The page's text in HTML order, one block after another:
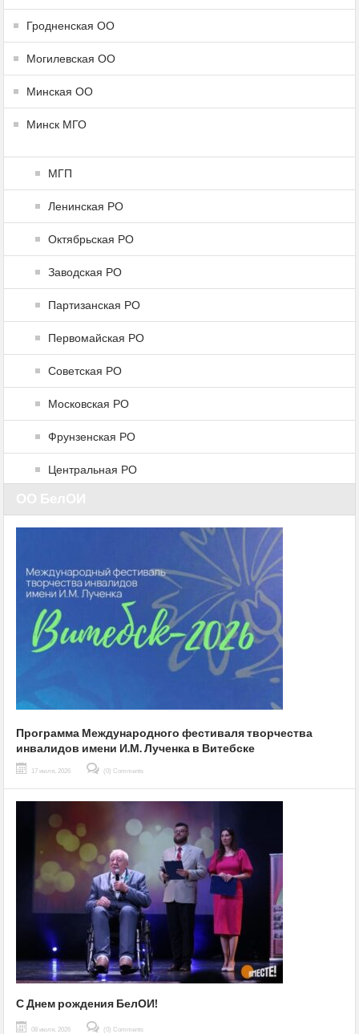
Гродненская ОО
Могилевская ОО
Минская ОО
Минск МГО
МГП
Ленинская РО
Октябрьская РО
Заводская РО
Партизанская РО
Первомайская РО
Советская РО
Московская РО
Фрунзенская РО
Центральная РО
Программа Международного фестиваля творчества
инвалидов имени И.М. Лученка в Витебске
17 июля, 2026 (0) Comments
С Днем рождения БелОИ!
08 июля, 2026 (0) Comments